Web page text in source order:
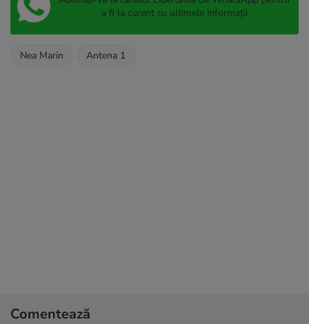
a fi la curent cu ultimele informații
Nea Marin Antena 1
Comentează